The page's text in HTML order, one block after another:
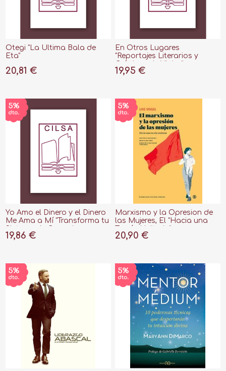
Otegi "La Última Bala de
Eta"
20,81 €
En Otros Lugares
"Reportajes Literarios y
19,95 €
Yo Amo el Dinero y el Dinero
Me Ama a Mí "Transforma tu
Recibe la Abundancia que
19,86 €
Marxismo y la Opresion de
las Mujeres, El "Hacia una
20,90 €